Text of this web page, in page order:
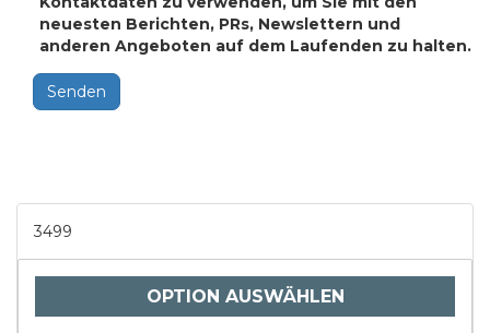
neuesten Berichten, PRs, Newslettern und
anderen Angeboten auf dem Laufenden zu halten.
Senden
3499
OPTION AUSWÄHLEN